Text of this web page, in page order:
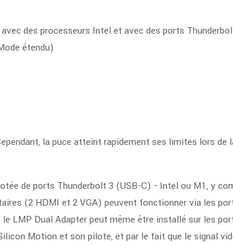
des processeurs Intel et avec des ports
étendu)
la puce atteint rapidement ses limites lors de
de ports Thunderbolt 3 (USB-C) - Intel ou M1, y
(2 HDMI et 2 VGA) peuvent fonctionner via les
LMP Dual Adapter peut même être installé sur les
Motion et son pilote, et par le fait que le signal